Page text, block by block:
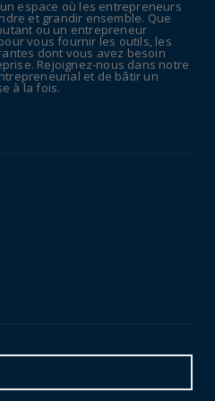
oran...
04, 2026
espace où les entrepreneurs
et grandir ensemble. Que
ou un entrepreneur
vous fournir les outils, les
dont vous avez besoin
Rejoignez-nous dans notre
et de bâtir un
à la fois.